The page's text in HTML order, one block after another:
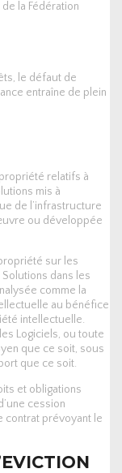
la Fédération
le défaut de
entraîne de plein
relatifs à
mis à
de l’infrastructure
ou développée
sur les
dans les
comme la
au bénéfice
intellectuelle.
Logiciels, ou toute
que ce soit, sous
que ce soit.
et obligations
cession
contrat prévoyant le